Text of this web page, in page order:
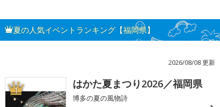
夏の人気イベントランキング【福岡県】
2026/08/08 更新
1 はかた夏まつり2026／福岡県
博多の夏の風物詩